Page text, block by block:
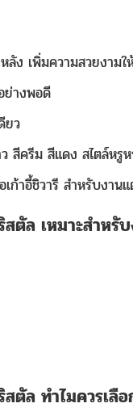
ลัง เพิ่มความสวยงาม
ย่างพอดี
ยว
สีครีม สีแดง สไตล์หรู
ก้าอี้ชิวารี สำหรับงาน
สตัล เหมาะสำหรั
ตัล ทำไมควรเลือ